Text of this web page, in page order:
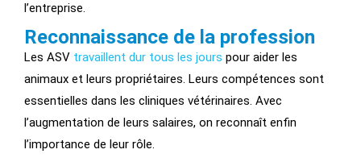
l’entreprise.
Reconnaissance de la profession
Les ASV travaillent dur tous les jours pour aider les
animaux et leurs propriétaires. Leurs compétences sont
essentielles dans les cliniques vétérinaires. Avec
l’augmentation de leurs salaires, on reconnaît enfin
l’importance de leur rôle.